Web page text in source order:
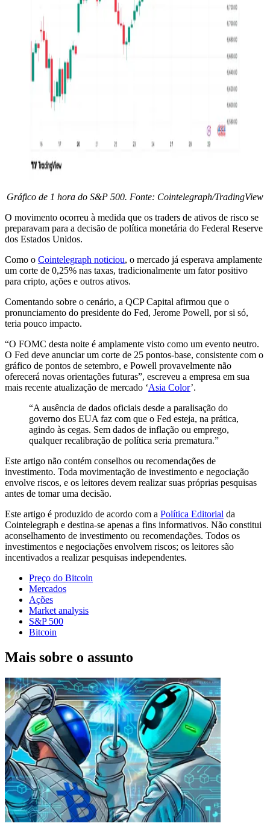
Gráfico de 1 hora do S&P 500. Fonte: Cointelegraph/TradingView
O movimento ocorreu à medida que os traders de ativos de risco se
preparavam para a decisão de política monetária do Federal Reserve
dos Estados Unidos.
Como o Cointelegraph noticiou, o mercado já esperava amplamente
um corte de 0,25% nas taxas, tradicionalmente um fator positivo
para cripto, ações e outros ativos.
Comentando sobre o cenário, a QCP Capital afirmou que o
pronunciamento do presidente do Fed, Jerome Powell, por si só,
teria pouco impacto.
“O FOMC desta noite é amplamente visto como um evento neutro.
O Fed deve anunciar um corte de 25 pontos-base, consistente com o
gráfico de pontos de setembro, e Powell provavelmente não
oferecerá novas orientações futuras”, escreveu a empresa em sua
mais recente atualização de mercado ‘Asia Color’.
“A ausência de dados oficiais desde a paralisação do
governo dos EUA faz com que o Fed esteja, na prática,
agindo às cegas. Sem dados de inflação ou emprego,
qualquer recalibração de política seria prematura.”
Este artigo não contém conselhos ou recomendações de
investimento. Toda movimentação de investimento e negociação
envolve riscos, e os leitores devem realizar suas próprias pesquisas
antes de tomar uma decisão.
Este artigo é produzido de acordo com a Política Editorial da
Cointelegraph e destina-se apenas a fins informativos. Não constitui
aconselhamento de investimento ou recomendações. Todos os
investimentos e negociações envolvem riscos; os leitores são
incentivados a realizar pesquisas independentes.
Preço do Bitcoin
Mercados
Ações
Market analysis
S&P 500
Bitcoin
Mais sobre o assunto